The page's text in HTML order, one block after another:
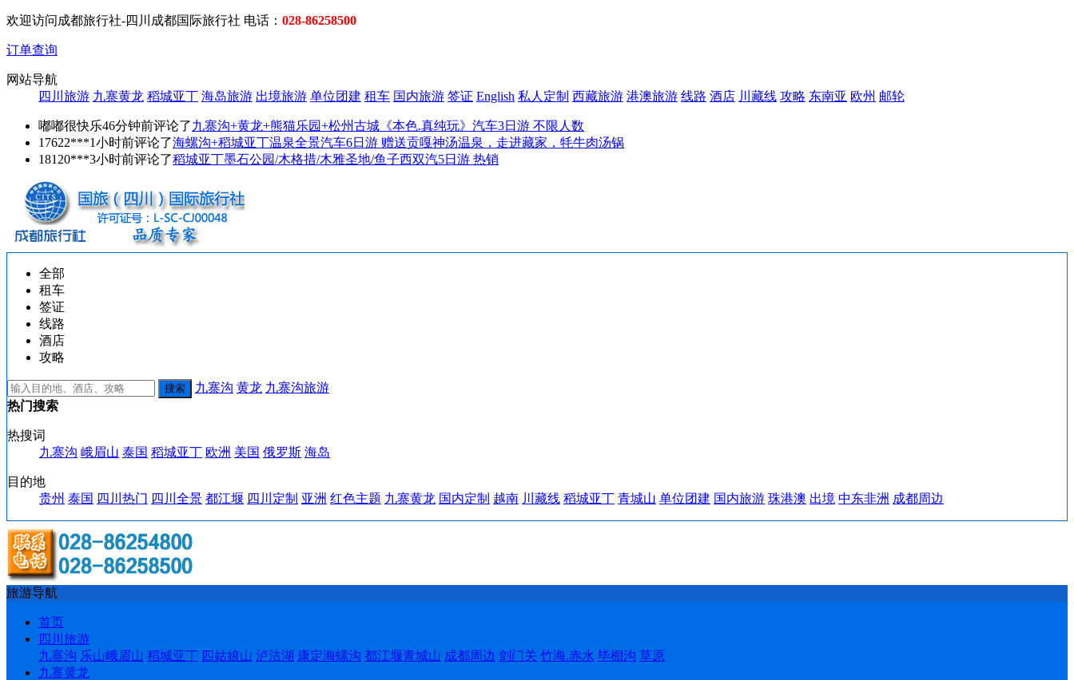
欢迎访问成都旅行社-四川成都国际旅行社 电话： 028-86258500
订单查询
网站导航
四川旅游 九寨黄龙 稻城亚丁 海岛旅游 出境旅游 单位团建 租车 国内旅游 签证 English 私人定制 西藏旅游 港澳旅游 线路 酒店 川藏线 攻略 东南亚 欧州 邮轮
嘟嘟很快乐46分钟前评论了九寨沟+黄龙+熊猫乐园+松州古城《本色.真纯玩》汽车3日游 不限人数
17622***1小时前评论了海螺沟+稻城亚丁温泉全景汽车6日游 赠送贡嘎神汤温泉，走进藏家，牦牛肉汤锅
18120***3小时前评论了稻城亚丁墨石公园/木格措/木雅圣地/鱼子西双汽5日游 热销
全部
租车
签证
线路
酒店
攻略
九寨沟 黄龙 九寨沟旅游
热门搜索
热搜词
九寨沟 峨眉山 泰国 稻城亚丁 欧洲 美国 俄罗斯 海岛
目的地
贵州 泰国 四川热门 四川全景 都江堰 四川定制 亚洲 红色主题 九寨黄龙 国内定制 越南 川藏线 稻城亚丁 青城山 单位团建 国内旅游 珠港澳 出境 中东非洲 成都周边
旅游导航
首页
四川旅游
九寨沟 乐山峨眉山 稻城亚丁 四姑娘山 泸沽湖 康定海螺沟 都江堰青城山 成都周边 剑门关 竹海.赤水 毕棚沟 草原
九寨黄龙